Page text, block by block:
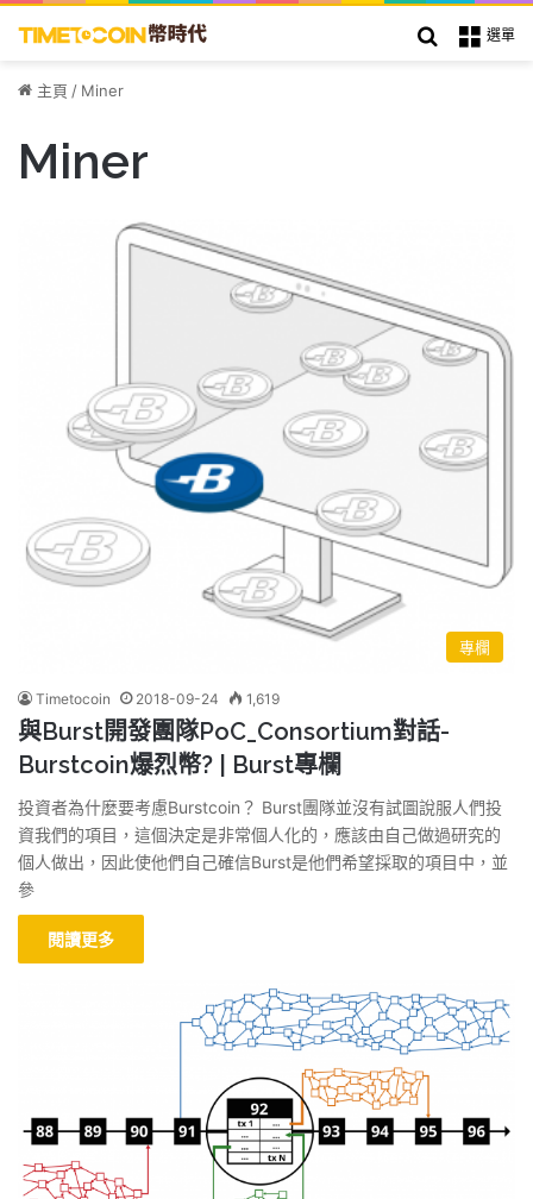
選單
搜索
主頁 / Miner
Miner
專欄
Timetocoin 2018-09-24 1,619
與Burst開發團隊PoC_Consortium對話-
Burstcoin爆烈幣? | Burst專欄
投資者為什麼要考慮Burstcoin？ Burst團隊並沒有試圖說服人們投
資我們的項目，這個決定是非常個人化的，應該由自己做過研究的
個人做出，因此使他們自己確信Burst是他們希望採取的項目中，並
參
閱讀更多